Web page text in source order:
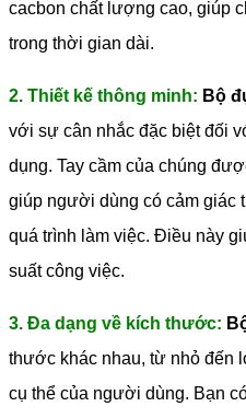
cacbon chất lượng cao, giúp
trong thời gian dài.
2. Thiết kế thông minh: Bộ
với sự cân nhắc đặc biệt đối
dụng. Tay cầm của chúng
giúp người dùng có cảm giác
quá trình làm việc. Điều này
suất công việc.
3. Đa dạng về kích thước:
thước khác nhau, từ nhỏ đến
cụ thể của người dùng. Bạn